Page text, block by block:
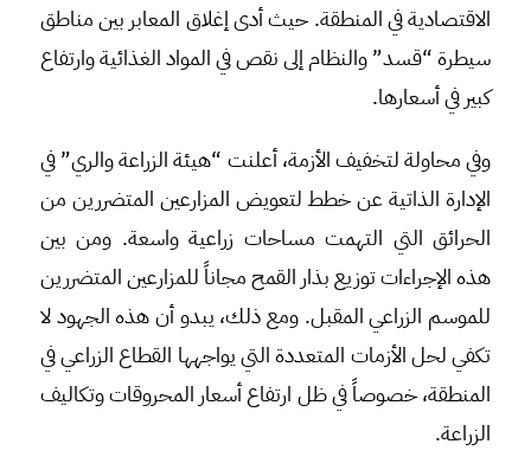
الاقتصادية في المنطقة. حيث أدى إغلاق المعابر بين مناطق
سيطرة “قسد” والنظام إلى نقص في المواد الغذائية وارتفاع
كبير في أسعارها.
وفي محاولة لتخفيف الأزمة، أعلنت “هيئة الزراعة والري” في
الإدارة الذاتية عن خطط لتعويض المزارعين المتضررين من
الحرائق التي التهمت مساحات زراعية واسعة. ومن بين
هذه الإجراءات توزيع بذار القمح مجاناً للمزارعين المتضررين
للموسم الزراعي المقبل. ومع ذلك، يبدو أن هذه الجهود لا
تكفي لحل الأزمات المتعددة التي يواجهها القطاع الزراعي في
المنطقة، خصوصاً في ظل ارتفاع أسعار المحروقات وتكاليف
الزراعة.